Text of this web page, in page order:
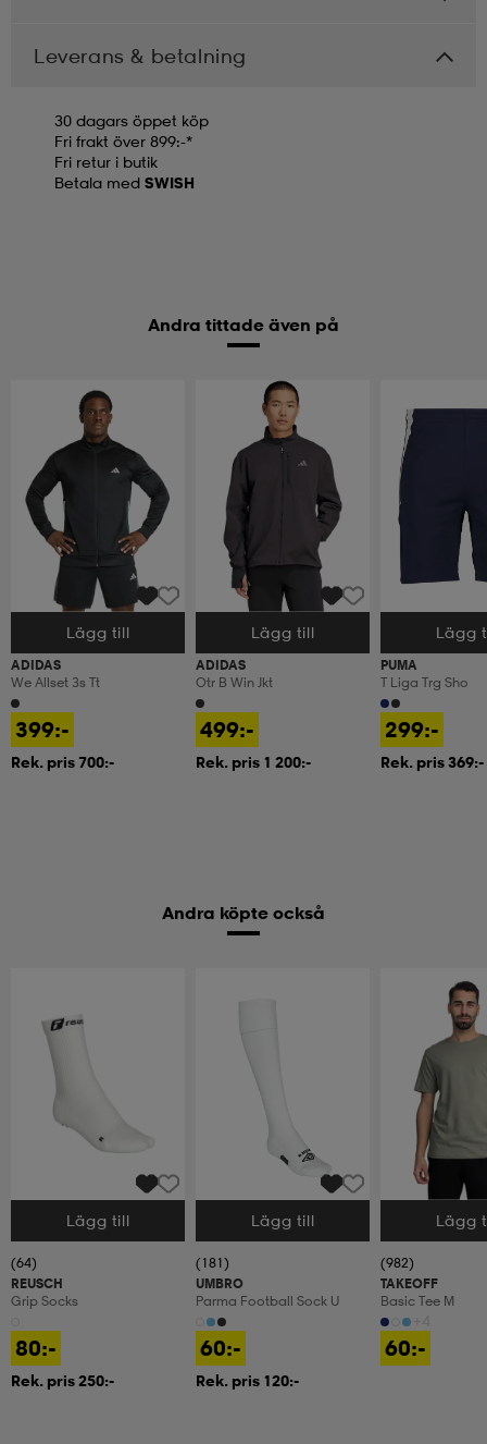
Leverans & betalning
30 dagars öppet köp
Fri frakt över 899:-*
Fri retur i butik
Betala med SWISH
Andra tittade även på
Välj storlek
Lägg till
ADIDAS
We Allset 3s Tt
399:-
Rek. pris 700:-
Välj storlek
Lägg till
ADIDAS
Otr B Win Jkt
499:-
Rek. pris 1 200:-
Välj storlek
Lägg
PUMA
T Liga Trg Sho
299:-
Rek. pris 369:-
Andra köpte också
Välj storlek
Lägg till
(64)
REUSCH
Grip Socks
80:-
Rek. pris 250:-
Välj storlek
Lägg till
(181)
UMBRO
Parma Football Sock U
60:-
Rek. pris 120:-
Välj storlek
Lägg
(982)
TAKEOFF
Basic Tee M
60:-